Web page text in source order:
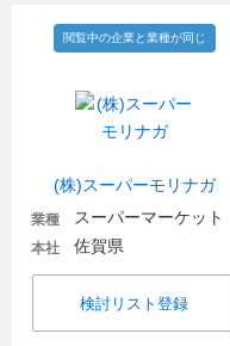
(株)スーパーモリナガ
閲覧中の企業と業種が同じ
業種 スーパーマーケット
本社 佐賀県
検討リスト登録